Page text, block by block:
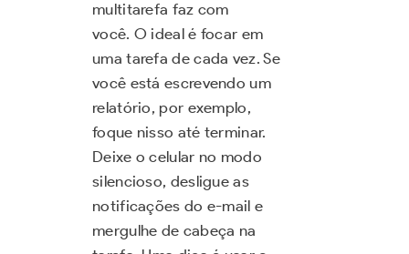
multitarefa faz com
você. O ideal é focar em
uma tarefa de cada vez. Se
você está escrevendo um
relatório, por exemplo,
foque nisso até terminar.
Deixe o celular no modo
silencioso, desligue as
notificações do e-mail e
mergulhe de cabeça na